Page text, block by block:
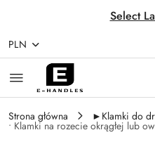
Select
Przejdź do treści
Przejdź do
Przejdź do moje konto
Przejdź do menu
Przejdź do opisu
Przejdź do stopki
PLN
Strona główna ►Klamki do
• Klamki na rozecie okrągłej lub